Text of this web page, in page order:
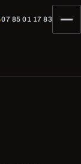
07 85 01 17 83